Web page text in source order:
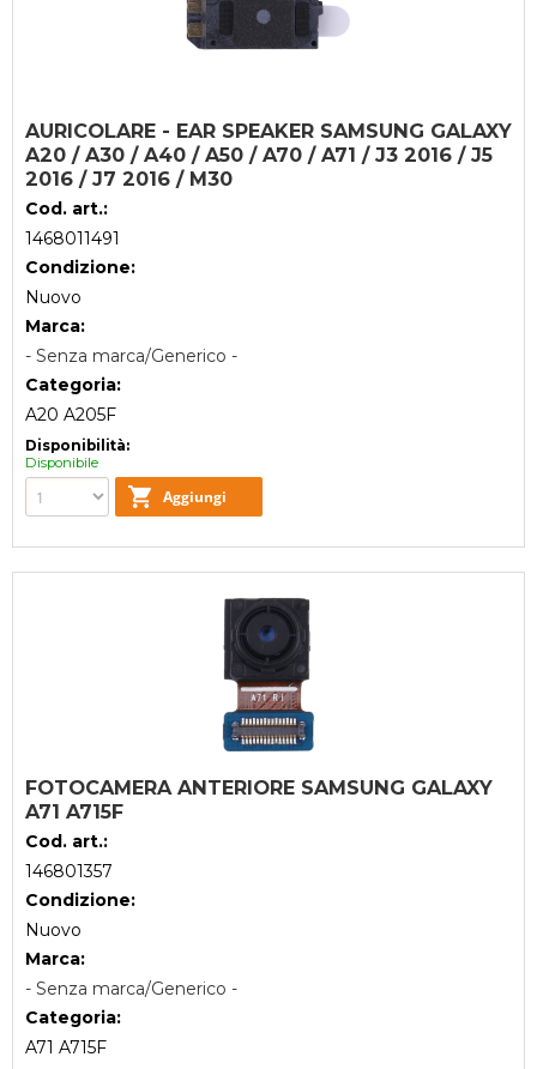
AURICOLARE - EAR SPEAKER SAMSUNG GALAXY
A20 / A30 / A40 / A50 / A70 / A71 / J3 2016 / J5
2016 / J7 2016 / M30
Cod. art.:
1468011491
Condizione:
Nuovo
Marca:
- Senza marca/Generico -
Categoria:
A20 A205F
Disponibilità:
Disponibile
FOTOCAMERA ANTERIORE SAMSUNG GALAXY
A71 A715F
Cod. art.:
146801357
Condizione:
Nuovo
Marca:
- Senza marca/Generico -
Categoria:
A71 A715F